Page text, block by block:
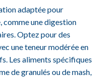
adaptée pour
comme une digestion
Optez pour des
une teneur modérée en
Les aliments spécifiques
de granulés ou de mash,